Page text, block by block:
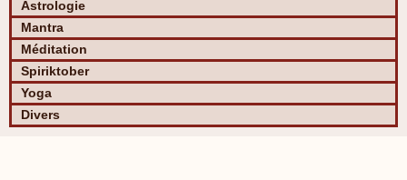
Astrologie
Mantra
Méditation
Spiriktober
Yoga
Divers